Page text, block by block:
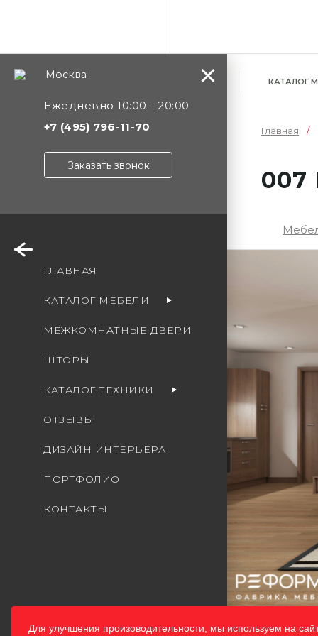
Москва
Ежедневно 10:00 - 20:00
+7 (495) 796-11-70
Заказать звонок
ГЛАВНАЯ
КАТАЛОГ МЕБЕЛИ
МЕЖКОМНАТНЫЕ ДВЕРИ
ШТОРЫ
КАТАЛОГ ТЕХНИКИ
ОТЗЫВЫ
ДИЗАЙН ИНТЕРЬЕРА
ПОРТФОЛИО
КОНТАКТЫ
КАТАЛОГ
Главная
007
Для улучшения произоводительности, мы используем на